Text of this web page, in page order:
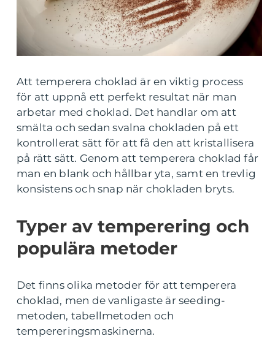
Att temperera choklad är en viktig process
för att uppnå ett perfekt resultat när man
arbetar med choklad. Det handlar om att
smälta och sedan svalna chokladen på ett
kontrollerat sätt för att få den att kristallisera
på rätt sätt. Genom att temperera choklad får
man en blank och hållbar yta, samt en trevlig
konsistens och snap när chokladen bryts.
Typer av temperering och
populära metoder
Det finns olika metoder för att temperera
choklad, men de vanligaste är seeding-
metoden, tabellmetoden och
tempereringsmaskinerna.